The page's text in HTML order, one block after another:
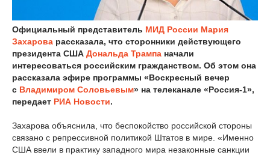
Официальный представитель МИД России Мария
Захарова рассказала, что сторонники действующего
президента США Дональда Трампа начали
интересоваться российским гражданством. Об этом она
рассказала эфире программы «Воскресный вечер
с Владимиром Соловьевым» на телеканале «Россия-1»,
передает РИА Новости.
Захарова объяснила, что беспокойство российской стороны
связано с репрессивной политикой Штатов в мире. «Именно
США ввели в практику западного мира незаконные санкции